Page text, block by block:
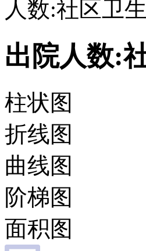
人数:社区卫
出院人数:
柱状图
折线图
曲线图
阶梯图
面积图